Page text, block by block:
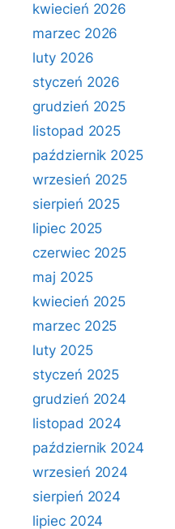
kwiecień 2026
marzec 2026
luty 2026
styczeń 2026
grudzień 2025
listopad 2025
październik 2025
wrzesień 2025
sierpień 2025
lipiec 2025
czerwiec 2025
maj 2025
kwiecień 2025
marzec 2025
luty 2025
styczeń 2025
grudzień 2024
listopad 2024
październik 2024
wrzesień 2024
sierpień 2024
lipiec 2024